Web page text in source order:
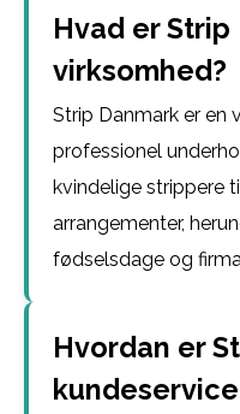
Hvad er
virksomhed?
Strip Danmark er en
professionel
kvindelige strippere
arrangementer,
fødselsdage og
Hvordan er